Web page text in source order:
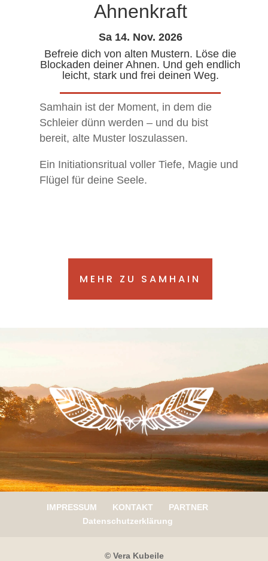
Ahnenkraft
Sa 14. Nov. 2026
Befreie dich von alten Mustern. Löse die
Blockaden deiner Ahnen. Und geh endlich
leicht, stark und frei deinen Weg.
Samhain ist der Moment, in dem die
Schleier dünn werden – und du bist
bereit, alte Muster loszulassen.
Ein Initiationsritual voller Tiefe, Magie und
Flügel für deine Seele.
MEHR ZU SAMHAIN
IMPRESSUM KONTAKT
PARTNER
Datenschutzerklärung
© Vera Kubeile